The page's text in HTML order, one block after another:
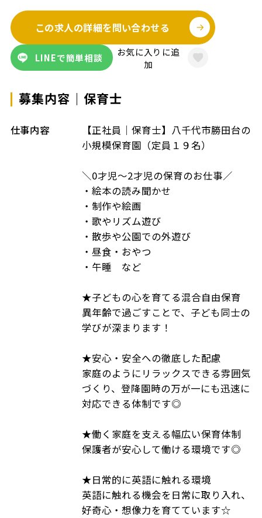
この求人の詳細を問い合わせる
LINEで簡単相談
お気に入りに追
加
募集内容｜保育士
仕事内容
【正社員｜保育士】八千代市勝田台の
小規模保育園（定員１９名）
＼0才児～2才児の保育のお仕事／
・絵本の読み聞かせ
・制作や絵画
・歌やリズム遊び
・散歩や公園での外遊び
・昼食・おやつ
・午睡 など
★子どもの心を育てる混合自由保育
異年齢で過ごすことで、子ども同士の
学びが深まります！
★安心・安全への徹底した配慮
家庭のようにリラックスできる雰囲気
づくり、登降園時の万が一にも迅速に
対応できる体制です◎
★働く家庭を支える幅広い保育体制
保護者が安心して働ける環境です◎
★日常的に英語に触れる環境
英語に触れる機会を日常に取り入れ、
好奇心・想像力を育てています☆